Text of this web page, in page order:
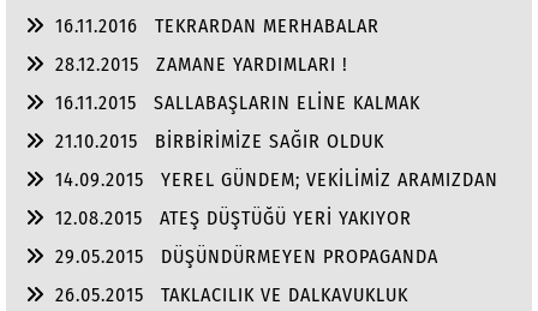
16.11.2016
TEKRARDAN MERHABALAR
28.12.2015
ZAMANE YARDIMLARI !
16.11.2015
SALLABAŞLARIN ELİNE KALMAK
21.10.2015
BİRBİRİMİZE SAĞIR OLDUK
14.09.2015
YEREL GÜNDEM; VEKİLİMİZ ARAMIZDAN
12.08.2015
ATEŞ DÜŞTÜĞÜ YERİ YAKIYOR
29.05.2015
DÜŞÜNDÜRMEYEN PROPAGANDA
26.05.2015
TAKLACILIK VE DALKAVUKLUK